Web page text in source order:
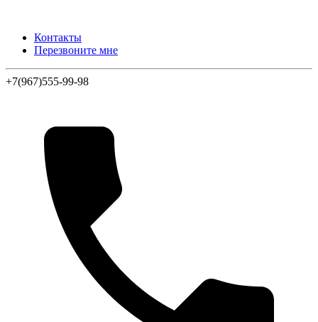
Контакты
Перезвоните мне
+7(967)555-99-98